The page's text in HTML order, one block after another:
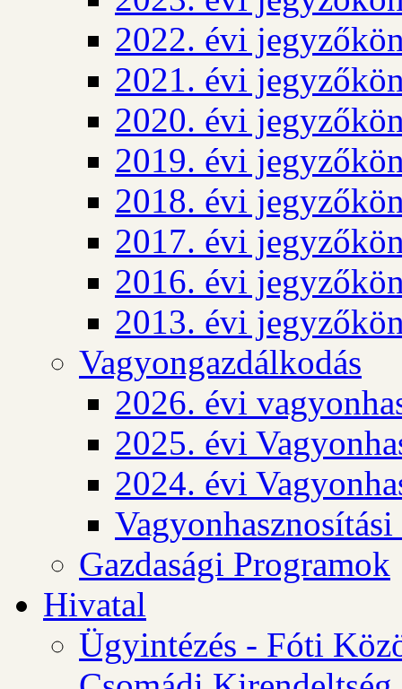
2022. évi
2021. évi
2020. évi
2019. évi
2018. évi
2017. évi
2016. évi
2013. évi
Vagyongazdálkodás
2026. évi
2025. évi
2024. évi
Gazdasági Programok
Hivatal
Ügyintézés - Fóti